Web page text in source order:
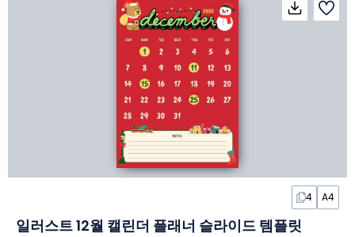
4 A4
일러스트 12월 캘린더 플래너 슬라이드 템플릿